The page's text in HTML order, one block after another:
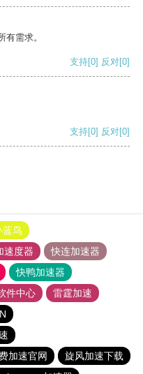
需求。
支持[0] 反对[0]
支持[0] 反对[0]
蓝鸟
速度器
快连加速器
快鸭加速器
件中心
雷霆加速
加速官网
旋风加速下载